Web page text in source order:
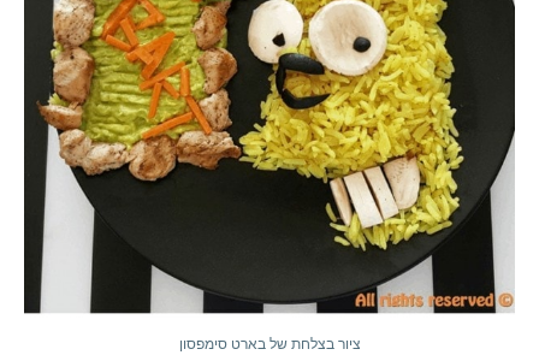
ציור בצלחת של בארט סימפסון